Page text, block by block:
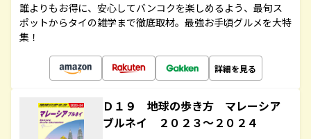
誰よりもお得に、安心してバンコクを楽しめるよう、最旬ス
ポットからタイの雑学まで徹底取材。最強お手頃グルメを大特
集！
詳細を見る
Ｄ１９ 地球の歩き方 マレーシア
ブルネイ ２０２３～２０２４